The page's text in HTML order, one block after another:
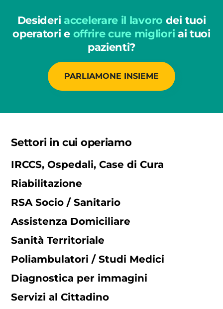
Desideri accelerare il lavoro dei tuoi
operatori e offrire cure migliori ai tuoi
pazienti?
PARLIAMONE INSIEME
Settori in cui operiamo
IRCCS, Ospedali, Case di Cura
Riabilitazione
RSA Socio / Sanitario
Assistenza Domiciliare
Sanità Territoriale
Poliambulatori / Studi Medici
Diagnostica per immagini
Servizi al Cittadino